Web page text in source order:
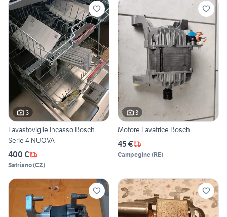
3
Lavastoviglie Incasso Bosch
Serie 4 NUOVA
400 €
Satriano(CZ)
3
Motore Lavatrice Bosch
45 €
Campegine(RE)